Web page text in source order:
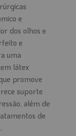
e
dos olhos e
e
uma
látex
promove
suporte
além de
de